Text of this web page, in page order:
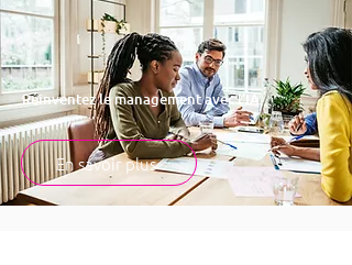
Réinventez le management avec l’IA
En savoir plus